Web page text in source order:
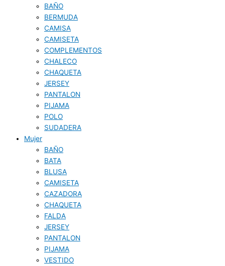
BAÑO
BERMUDA
CAMISA
CAMISETA
COMPLEMENTOS
CHALECO
CHAQUETA
JERSEY
PANTALON
PIJAMA
POLO
SUDADERA
Mujer
BAÑO
BATA
BLUSA
CAMISETA
CAZADORA
CHAQUETA
FALDA
JERSEY
PANTALON
PIJAMA
VESTIDO